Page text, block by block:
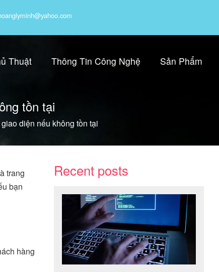
Thuật Thông Tin Công Nghệ Sản Phẩm
tồn tại
diện nếu không tồn tại
trang
bạn
hàng
Recent posts